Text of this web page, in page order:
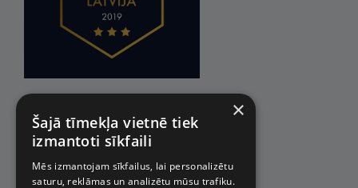
×
Šajā tīmekļa vietnē tiek
izmantoti sīkfaili
Mēs izmantojam sīkfailus, lai personalizētu
saturu, reklāmas un analizētu mūsu trafiku.